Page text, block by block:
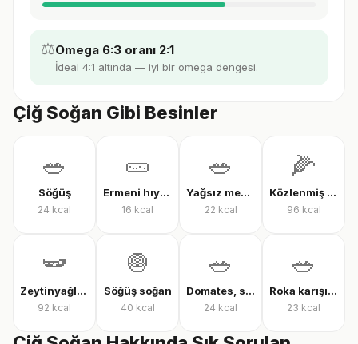
⚖️Omega 6:3 oranı 2:1
İdeal 4:1 altında — iyi bir omega dengesi.
Çiğ Soğan Gibi Besinler
🥗
Söğüş
24 kcal
🥒
Ermeni hıyarı
16 kcal
🥗
Yağsız mevsim salatası
22 kcal
🌽
Közlenmiş mısır
96 kcal
🫛
Zeytinyağlı çalı fasulyesi
92 kcal
🧅
Söğüş soğan
40 kcal
🥗
Domates, salatalık ve biber salatası
24 kcal
🥗
Roka karışık yeşillik
23 kcal